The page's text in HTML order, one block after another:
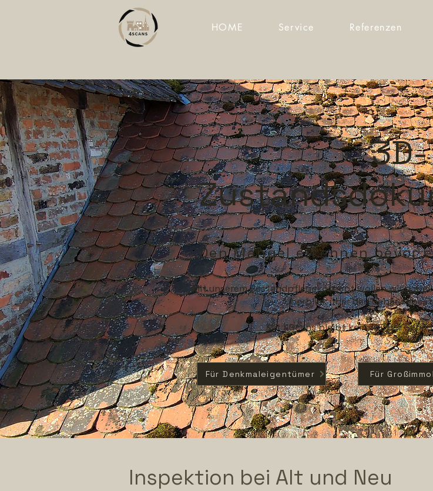
HOME Service Referenzen
3D-
Den Mangel erkennen bevor
Mit unserem Bestandpflegekonzept wollen wir
Überblick über den
Mit 4Scansbleibt kein Teil der
Für Denkmaleigentümer Für
Inspektion bei Alt und Neu